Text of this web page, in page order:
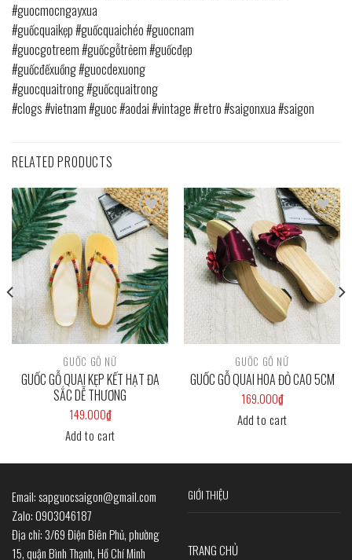
#guocmocngayxua
#guốcquaikẹp#guốcquaichéo#guocnam
#guocgotreem#guốcgỗtrẻem#guốcđẹp
#guốcđếxuồng#guocdexuong
#guocquaitrong#guốcquaitrong
#clogs#vietnam#guoc#aodai#vintage#retro#saigonxua#saigon
RELATED PRODUCTS
Add to
wishlist
GUỐC GỖ NỮ
GUỐC GỖ QUAI KẸP KẾT HẠT ĐA
SẮC DỄ THƯƠNG
149.000₫
Add to cart
Add to
wishlist
GUỐC GỖ NỮ
GUỐC GỖ QUAI HOA ĐỎ CAO 5CM
169.000₫
Add to cart
Email: sapguocsaigon@gmail.com
Zalo: 0903046187
Địa chỉ: 3/69 Điện Biên Phủ, phường
15, quận Bình Thạnh, Hồ Chí Minh
GIỚI THIỆU
TRANG CHỦ